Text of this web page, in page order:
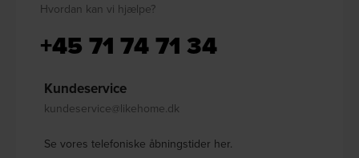
Hvordan kan vi hjælpe?
+45 71 74 71 34
Kundeservice
kundeservice@likehome.dk
Se vores telefoniske åbningstider her.